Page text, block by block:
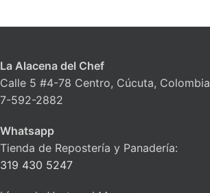
La Alacena del Chef
Calle 5 #4-78 Centro, Cúcuta, Colombia
7-592-2882
Whatsapp
Tienda de Repostería y Panadería:
319 430 5247